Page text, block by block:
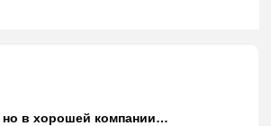
в хорошей компании…